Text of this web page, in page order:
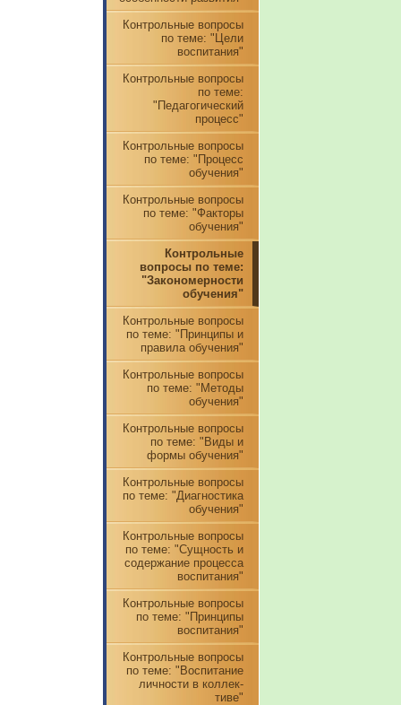
Контрольные вопросы
по теме: "Цели
воспитания"
Контрольные вопросы
по теме:
"Педагогический
процесс"
Контрольные вопросы
по теме: "Процесс
обучения"
Контрольные вопросы
по теме: "Факторы
обучения"
Контрольные
вопросы по теме:
"Закономерности
обучения"
Контрольные вопросы
по теме: "Принципы и
правила обучения"
Контрольные вопросы
по теме: "Методы
обучения"
Контрольные вопросы
по теме: "Виды и
формы обучения"
Контрольные вопросы
по теме: "Диагностика
обучения"
Контрольные вопросы
по теме: "Сущность и
содержание процесса
воспитания"
Контрольные вопросы
по теме: "Принципы
воспитания"
Контрольные вопросы
по теме: "Воспитание
личности в коллек-
тиве"